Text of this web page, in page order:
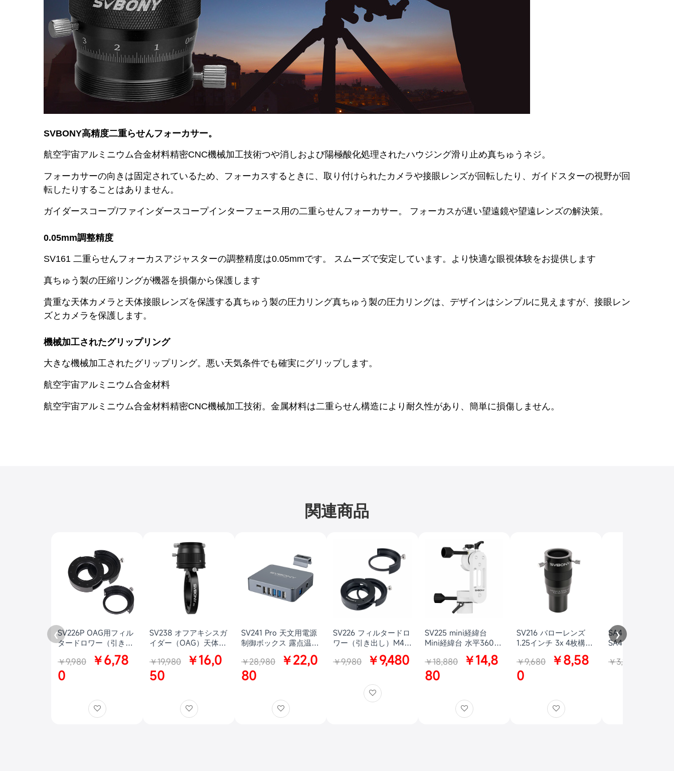
SVBONY高精度二重らせんフォーカサー。
航空宇宙アルミニウム合金材料精密CNC機械加工技術つや消しおよび陽極酸化処理されたハウジング滑り止め真ちゅうネジ。
フォーカサーの向きは固定されているため、フォーカスするときに、取り付けられたカメラや接眼レンズが回転したり、ガイドスターの視野が回
転したりすることはありません。
ガイダースコープ/ファインダースコープインターフェース用の二重らせんフォーカサー。 フォーカスが遅い望遠鏡や望遠レンズの解決策。
0.05mm調整精度
SV161 二重らせんフォーカスアジャスターの調整精度は0.05mmです。 スムーズで安定しています。より快適な眼視体験をお提供します
真ちゅう製の圧縮リングが機器を損傷から保護します
貴重な天体カメラと天体接眼レンズを保護する真ちゅう製の圧力リング真ちゅう製の圧力リングは、デザインはシンプルに見えますが、接眼レン
ズとカメラを保護します。
機械加工されたグリップリング
大きな機械加工されたグリップリング。悪い天気条件でも確実にグリップします。
航空宇宙アルミニウム合金材料
航空宇宙アルミニウム合金材料精密CNC機械加工技術。金属材料は二重らせん構造により耐久性があり、簡単に損傷しません。
関連商品
❮SV226P OAG用フィル
タードロワー（引き出
し）M42-M48 1.25イ
ンチ&2インチフィルタ
ー取り付け用 深空の天
体写真用
￥9,980
￥6,78
0
SV238 オフアキシスガ
イダー（OAG）天体写
￥19,980
￥16,0
50
SV241 Pro 天文用電源
制御ボックス 露点温度
差制御 ON/OFFリモー
ト制御 ESD保護 短絡
保護 電源検出 天文機
材用
￥28,980
￥22,0
80
SV226 フィルタードロ
ワー（引き出し）M48-
ー取り付け用 深空の天
￥9,980 ￥9,480
SV225 mini経緯台
Mini経緯台 水平360°
上下-60°～+60° 最大
耐荷重5kg 天体観測用
￥18,880
￥14,8
80
SV216 バローレンズ
1.25インチ 3x 4枚構成
惑星観測・写真撮影用
￥9,680
￥8,58
0
SA406 アダプター
SA401 APO
ングスコープ用
￥3,180
❯